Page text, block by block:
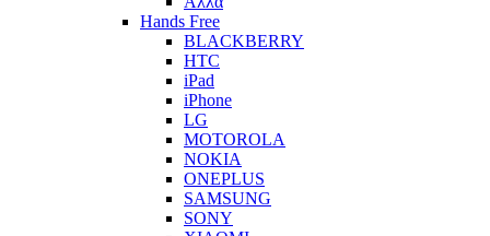
Hands Free
BLACKBERRY
HTC
iPad
iPhone
LG
MOTOROLA
NOKIA
ONEPLUS
SAMSUNG
SONY